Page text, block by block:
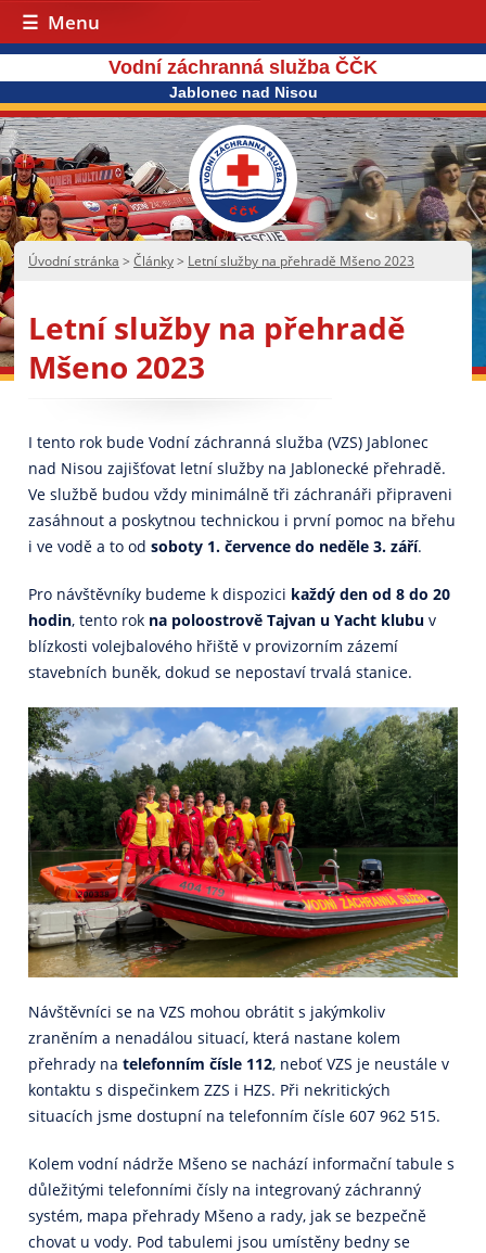
Menu
Vodní záchranná služba ČČK
Jablonec nad Nisou
Úvodní stránka >Články> Letní služby na přehradě Mšeno 2023
Letní služby na přehradě
Mšeno 2023
I tento rok bude Vodní záchranná služba (VZS) Jablonec
nad Nisou zajišťovat letní služby na Jablonecké přehradě.
Ve službě budou vždy minimálně tři záchranáři připraveni
zasáhnout a poskytnou technickou i první pomoc na břehu
i ve vodě a to odsoboty 1. července do neděle 3. září.
Pro návštěvníky budeme k dispozici každý den od 8 do 20
hodin, tento rok na poloostrově Tajvan u Yacht klubu v
blízkosti volejbalového hřiště v provizorním zázemí
stavebních buněk, dokud se nepostaví trvalá stanice.
Návštěvníci se na VZS mohou obrátit s jakýmkoliv
zraněním a nenadálou situací, která nastane kolem
přehrady na telefonním čísle 112, neboť VZS je neustále v
kontaktu s dispečinkem ZZS i HZS. Při nekritických
situacích jsme dostupní na telefonním čísle 607 962 515.
Kolem vodní nádrže Mšeno se nachází informační tabule s
důležitými telefonními čísly na integrovaný záchranný
systém, mapa přehrady Mšeno a rady, jak se bezpečně
chovat u vody. Pod tabulemi jsou umístěny bedny se